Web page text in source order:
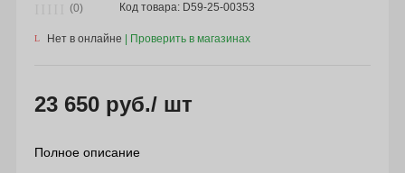
(0) Код товара: D59-25-00353
Нет в онлайне
23 650 руб./ шт
Полное описание